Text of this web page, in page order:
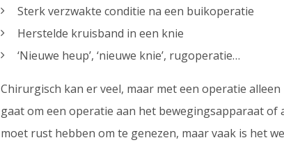
Sterk verzwakte conditie na een buikoperatie
Herstelde kruisband in een knie
‘Nieuwe heup’, ‘nieuwe knie’, rugoperatie…
Chirurgisch kan er veel, maar met een operatie
gaat om een operatie aan het bewegingsapparaat of
moet rust hebben om te genezen, maar vaak is het